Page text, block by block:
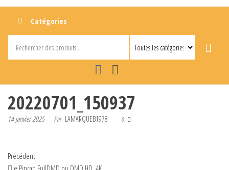
Catégories
20220701_150937
14 janvier 2025 Par LAMARQUEB1978 0
Navigation
Article
précédent
Précédent
le Pincab FullDMD ou DMD HD, 4K,